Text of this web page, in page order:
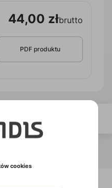
44,00 złbrutto
PDF produktu
cookies